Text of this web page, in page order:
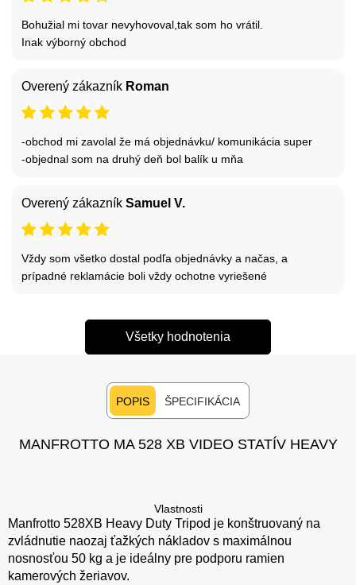
Bohužial mi tovar nevyhovoval,tak som ho vrátil.
Inak výborný obchod
Overený zákazník Roman
-obchod mi zavolal že má objednávku/ komunikácia super
-objednal som na druhý deň bol balík u mňa
Overený zákazník Samuel V.
Vždy som všetko dostal podľa objednávky a načas, a
prípadné reklamácie boli vždy ochotne vyriešené
Všetky hodnotenia
POPIS ŠPECIFIKÁCIA
MANFROTTO MA 528 XB VIDEO STATÍV HEAVY
Vlastnosti
Manfrotto 528XB Heavy Duty Tripod je konštruovaný na
zvládnutie naozaj ťažkých nákladov s maximálnou
nosnosťou 50 kg a je ideálny pre podporu ramien
kamerových žeriavov.